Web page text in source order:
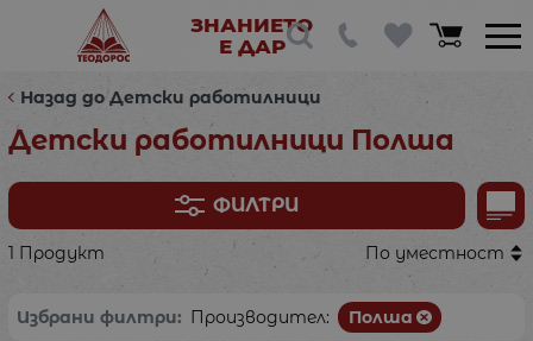
ЗНАНИЕТО
Е ДАР
Назад до Детски работилници
Детски работилници Полша
ФИЛТРИ
1 Продукт По уместност
Избрани филтри: Производител: Полша